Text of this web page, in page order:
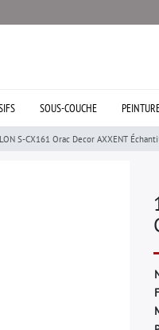
SOUS-COUCHE
S-CX161 Orac Decor AXXENT
F